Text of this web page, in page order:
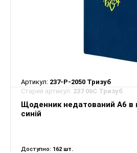
Артикул: 237-P-2050 Тризуб
Старий артикул: 237 06С Тризуб
Щоденник недатований А6 в
синій
Доступно: 162 шт.